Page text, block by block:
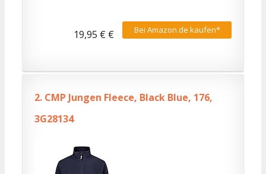
Bei Amazon.de kaufen*
19,95 € €
2. CMP Jungen Fleece, Black Blue, 176,
3G28134